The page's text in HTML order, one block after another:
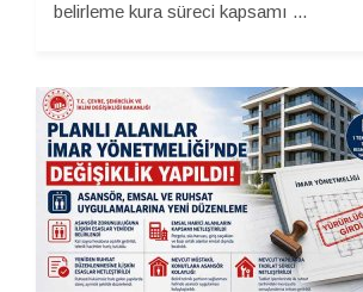
belirleme kura süreci kapsamı ...